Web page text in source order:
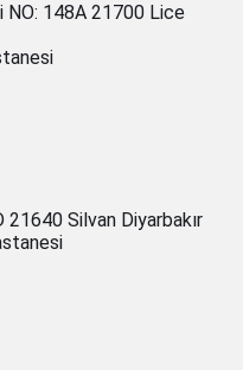
NO: 148A 21700 Lice
21640 Silvan Diyarbakır